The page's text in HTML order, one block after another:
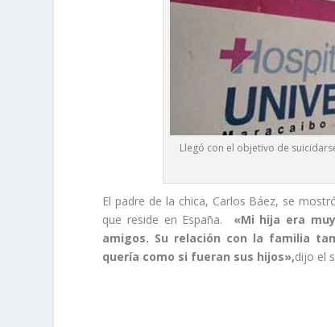
Llegó con el objetivo de
El padre de la chica, Carlos Báez, se
que reside en España. «Mi hija era
amigos. Su relación con la familia
quería como si fueran sus hijos»,dijo el